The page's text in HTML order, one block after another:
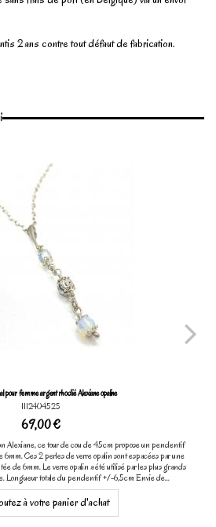
2 ans contre tout défaut de fabrication.
Marque
pour femme argent rhodié Alexiane opaline
1112404525
69,00 €
Alexiane, ce tour de cou de 45cm propose un pendentif
Ces 2 perles de verre opalin sont espacées par une
de 6mm. Le verre opalin a été utilisé par les plus grands
Longueur totale du pendentif +/-6,5cm Envie de...
à votre panier d'achat